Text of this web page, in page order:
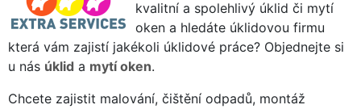
kvalitní a spolehlivý úklid či mytí
oken a hledáte úklidovou firmu
která vám zajistí jakékoli úklidové práce? Objednejte si
u nás úklid a mytí oken.
Chcete zajistit malování, čištění odpadů, montáž